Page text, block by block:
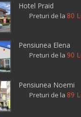
Hotel Praid
Preturi de la 80
Pensiunea Elena
Preturi de la 90
Pensiunea Noemi
Preturi de la 89